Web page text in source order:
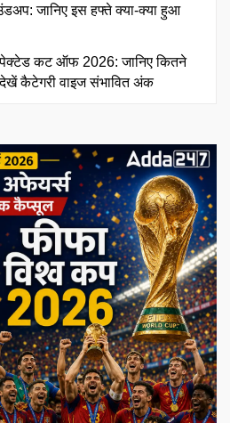
जानिए इस हफ्ते क्या-क्या हुआ
कट ऑफ 2026: जानिए कितने
कैटेगरी वाइज संभावित अंक